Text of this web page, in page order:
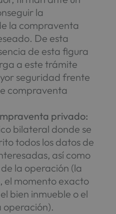
la
la compraventa
De esta
de esta figura
a este trámite
seguridad frente
compraventa
privado:
bilateral donde se
todos los datos de
así como
la operación (la
el momento exacto
bien inmueble o el
operación).